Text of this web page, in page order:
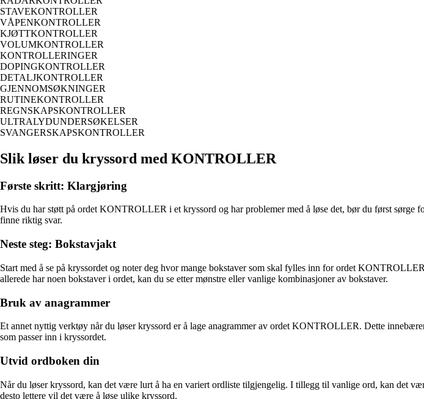
STAVEKONTROLLER
VÅPENKONTROLLER
KJØTTKONTROLLER
VOLUMKONTROLLER
KONTROLLERINGER
DOPINGKONTROLLER
DETALJKONTROLLER
GJENNOMSØKNINGER
RUTINEKONTROLLER
REGNSKAPSKONTROLLER
ULTRALYDUNDERSØKELSER
SVANGERSKAPSKONTROLLER
Slik løser du kryssord med KONTROLLER
Første skritt: Klargjøring
Hvis du har støtt på ordet KONTROLLER i et kryssord og har problemer med å løse det, bør du først
finne riktig svar.
Neste steg: Bokstavjakt
Start med å se på kryssordet og noter deg hvor mange bokstaver som skal fylles inn for ordet
allerede har noen bokstaver i ordet, kan du se etter mønstre eller vanlige kombinasjoner av bokstaver.
Bruk av anagrammer
Et annet nyttig verktøy når du løser kryssord er å lage anagrammer av ordet KONTROLLER. Dette
som passer inn i kryssordet.
Utvid ordboken din
Når du løser kryssord, kan det være lurt å ha en variert ordliste tilgjengelig. I tillegg til vanlige ord, kan det
desto lettere vil det være å løse ulike kryssord.